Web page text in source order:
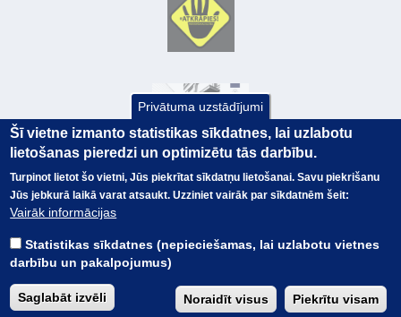
© Valsts kase 2017
Visas tiesības
EK GRĀMATVEDĪBAS KURSS
TERMINI
BUJ
PIEKĻŪSTAMĪBAS PAZIŅOJUMS
Privātuma uzstādījumi
Šī vietne izmanto statistikas sīkdatnes, lai uzlabotu
lietošanas pieredzi un optimizētu tās darbību.
Turpinot lietot šo vietni, Jūs piekrītat sīkdatņu lietošanai. Savu piekrišanu
Jūs jebkurā laikā varat atsaukt. Uzziniet vairāk par sīkdatnēm šeit:
Vairāk informācijas
Statistikas sīkdatnes (nepieciešamas, lai uzlabotu vietnes
darbību un pakalpojumus)
Saglabāt izvēli Noraidīt visus Piekrītu visam